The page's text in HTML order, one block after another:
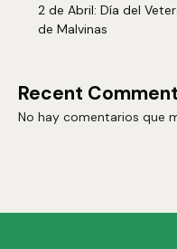
2 de Abril: Día del
de Malvinas
Recent
No hay comentarios que